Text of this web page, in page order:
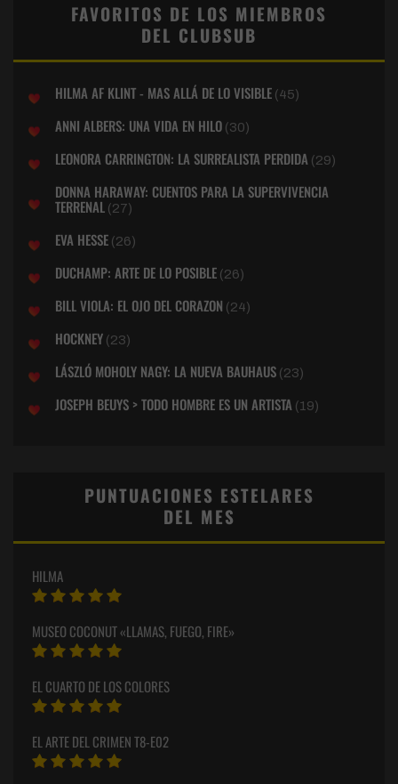
FAVORITOS DE LOS MIEMBROS
DEL CLUBSUB
HILMA AF KLINT - MAS ALLÁ DE LO VISIBLE (45)
ANNI ALBERS: UNA VIDA EN HILO (30)
LEONORA CARRINGTON: LA SURREALISTA PERDIDA (29)
DONNA HARAWAY: CUENTOS PARA LA SUPERVIVENCIA
TERRENAL (27)
EVA HESSE (26)
DUCHAMP: ARTE DE LO POSIBLE (26)
BILL VIOLA: EL OJO DEL CORAZON (24)
HOCKNEY (23)
LÁSZLÓ MOHOLY NAGY: LA NUEVA BAUHAUS (23)
JOSEPH BEUYS > TODO HOMBRE ES UN ARTISTA (19)
PUNTUACIONES ESTELARES
DEL MES
HILMA
MUSEO COCONUT «LLAMAS, FUEGO, FIRE»
EL CUARTO DE LOS COLORES
EL ARTE DEL CRIMEN T8-E02